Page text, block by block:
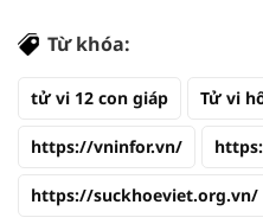
Từ khóa:
tử vi 12 con giáp Tử vi
https://vninfor.vn/
https://suckhoeviet.org.vn/